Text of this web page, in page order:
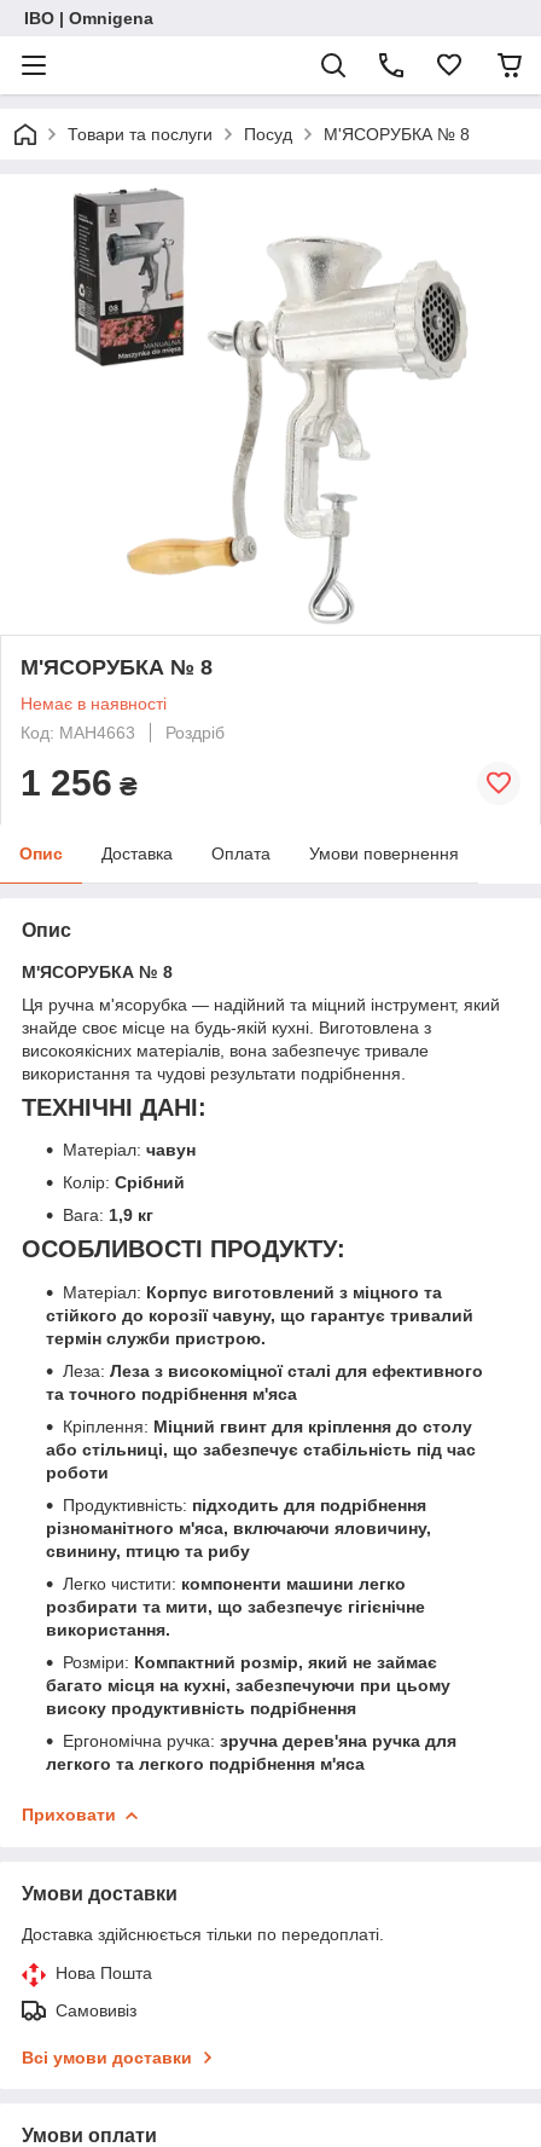
IBO | Omnigena
Товари та послуги Посуд М'ЯСОРУБКА № 8
М'ЯСОРУБКА № 8
Немає в наявності
Код: MAH4663
Роздріб
1 256 ₴
Опис Доставка Оплата Умови повернення
Опис
М'ЯСОРУБКА № 8
Ця ручна м'ясорубка — надійний та міцний інструмент, який
знайде своє місце на будь-якій кухні. Виготовлена з
високоякісних матеріалів, вона забезпечує тривале
використання та чудові результати подрібнення.
ТЕХНІЧНІ ДАНІ:
Матеріал: чавун
Колір: Срібний
Вага: 1,9 кг
ОСОБЛИВОСТІ ПРОДУКТУ:
Матеріал: Корпус виготовлений з міцного та
стійкого до корозії чавуну, що гарантує тривалий
термін служби пристрою.
Леза: Леза з високоміцної сталі для ефективного
та точного подрібнення м'яса
Кріплення: Міцний гвинт для кріплення до столу
або стільниці, що забезпечує стабільність під час
роботи
Продуктивність: підходить для подрібнення
різноманітного м'яса, включаючи яловичину,
свинину, птицю та рибу
Легко чистити: компоненти машини легко
розбирати та мити, що забезпечує гігієнічне
використання.
Розміри: Компактний розмір, який не займає
багато місця на кухні, забезпечуючи при цьому
високу продуктивність подрібнення
Ергономічна ручка: зручна дерев'яна ручка для
легкого та легкого подрібнення м'яса
Приховати
Умови доставки
Доставка здійснюється тільки по передоплаті.
Нова Пошта
Самовивіз
Всі умови доставки
Умови оплати